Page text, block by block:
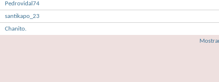
Pedrovidal74
santikapo_23
Chanito.